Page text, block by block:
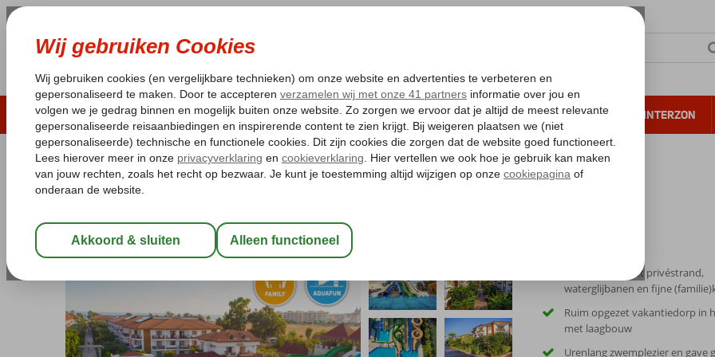
LAST MINUTE ZOMER 2026 ZONVAKANTIE VERRE REIZEN ALL INCLUSIVE WINTERZON
Pakketgarantie Laagsteprijsgarantie* Gratis annuleren*
Home
Turkije Turkse Riviera
Eftalia Village
All Inclusive -Hotel
Familiehotel met privéstrand,
waterglijbanen en fijne
Ruim opgezet vakantiedorp in
met laagbouw
Urenlang zwemplezier en gave